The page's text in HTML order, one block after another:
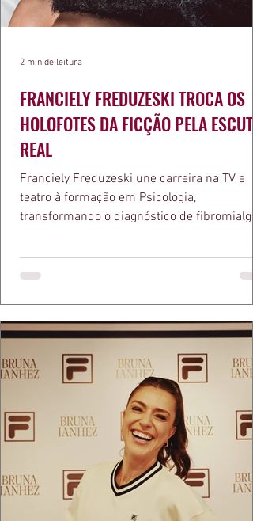
FRANCIELY FREDUZESKI TROCA OS
HOLOFOTES DA FICÇÃO PELA ESCUTA
REAL
Franciely Freduzeski une carreira na TV e
teatro à formação em Psicologia,
transformando o diagnóstico de fibromialgia
medalha Chiquinha Gonzaga.
2 min de leitura